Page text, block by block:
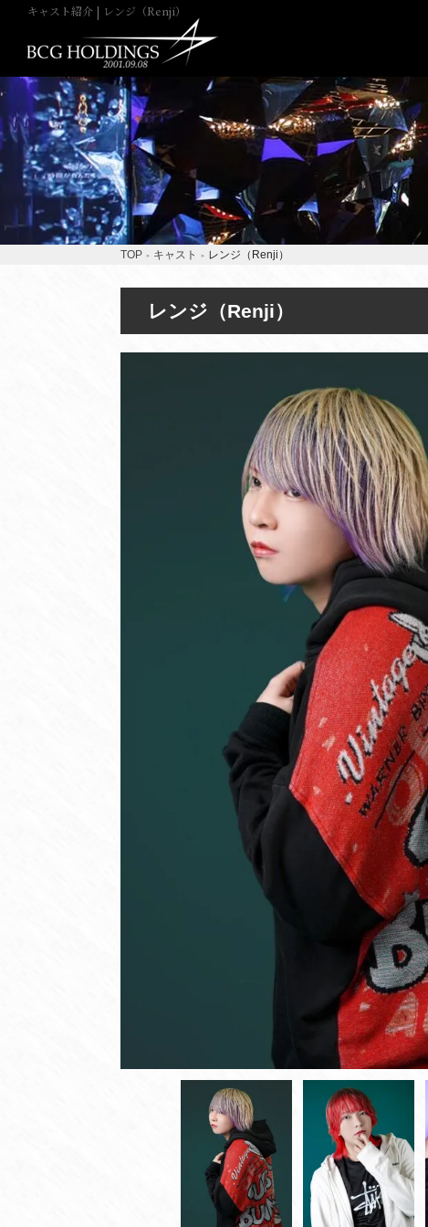
キャスト紹介 | レンジ（Renji）
TOP キャスト レンジ（Renji）
レンジ（Renji）